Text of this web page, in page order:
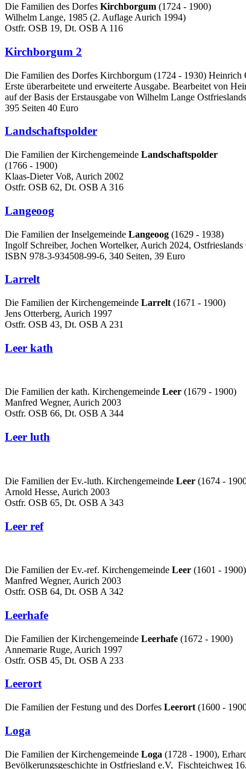
Die Familien des Dorfes Kirchborgum (1724 - 1900)
Wilhelm Lange, 1985 (2. Auflage Aurich 1994)
Ostfr. OSB 19, Dt. OSB A 116
Kirchborgum 2
Die Familien des Dorfes Kirchborgum (1724 - 1930)
Erste überarbeitete und erweiterte Ausgabe. Bearbeitet von
auf der Basis der Erstausgabe von Wilhelm Lange
395 Seiten 40 Euro
Landschaftspolder
Die Familien der Kirchengemeinde Landschaftspolder
(1766 - 1900)
Klaas-Dieter Voß, Aurich 2002
Ostfr. OSB 62, Dt. OSB A 316
Langeoog
Die Familien der Inselgemeinde Langeoog (1629 - 1938)
Ingolf Schreiber, Jochen Wortelker, Aurich 2024,
ISBN 978-3-934508-99-6, 340 Seiten, 39 Euro
Larrelt
Die Familien der Kirchengemeinde Larrelt (1671 - 1900)
Jens Otterberg, Aurich 1997
Ostfr. OSB 43, Dt. OSB A 231
Leer kath
Die Familien der kath. Kirchengemeinde Leer (1679 - 1900)
Manfred Wegner, Aurich 2003
Ostfr. OSB 66, Dt. OSB A 344
Leer luth
Die Familien der Ev.-luth. Kirchengemeinde Leer (1674 -
Arnold Hesse, Aurich 2003
Ostfr. OSB 65, Dt. OSB A 343
Leer ref
Die Familien der Ev.-ref. Kirchengemeinde Leer (1601 - 1900)
Manfred Wegner, Aurich 2003
Ostfr. OSB 64, Dt. OSB A 342
Leerhafe
Die Familien der Kirchengemeinde Leerhafe (1672 - 1900)
Annemarie Ruge, Aurich 1997
Ostfr. OSB 45, Dt. OSB A 233
Leerort
Die Familien der Festung und des Dorfes Leerort (1600 -
Loga
Die Familien der Kirchengemeinde Loga (1728 - 1900),
Bevölkerungsgeschichte in Ostfriesland e.V, Fischteichweg